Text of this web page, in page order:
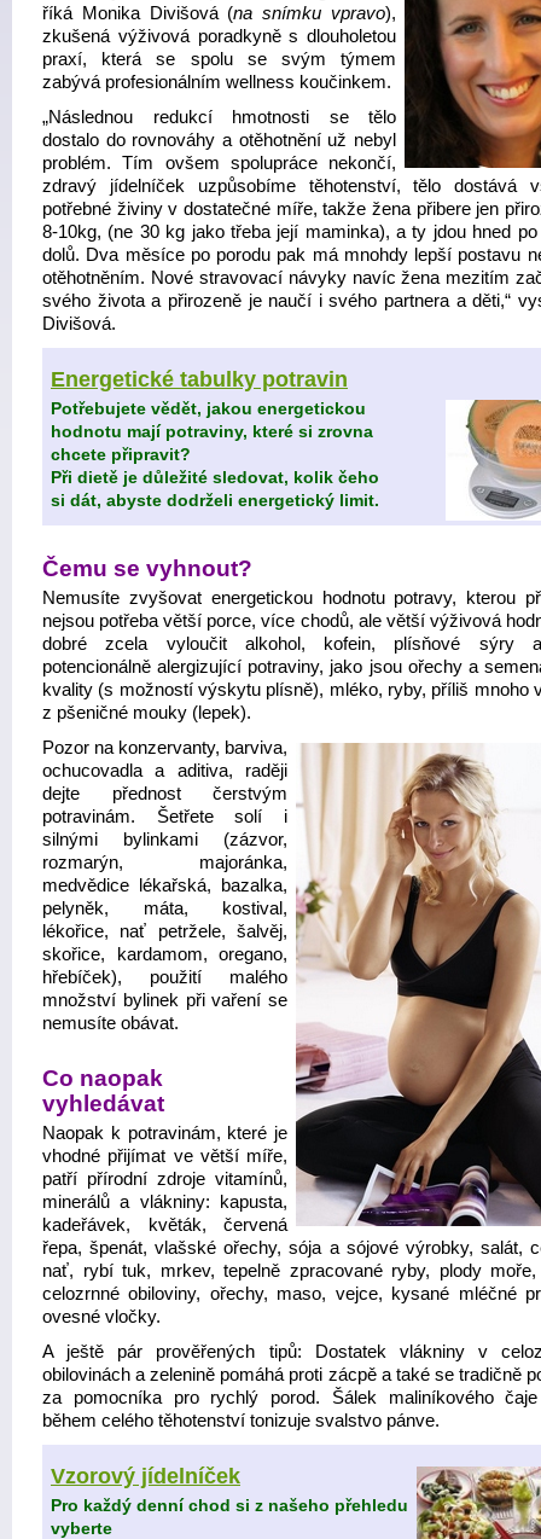
říká Monika Divišová (na snímku vpravo),
zkušená výživová poradkyně s dlouholetou
praxí, která se spolu se svým týmem
zabývá profesionálním wellness koučinkem.
„Následnou redukcí hmotnosti se tělo
dostalo do rovnováhy a otěhotnění už nebyl
problém. Tím ovšem spolupráce nekončí,
zdravý jídelníček uzpůsobíme těhotenství, tělo dostává
potřebné živiny v dostatečné míře, takže žena přibere jen
8-10kg, (ne 30 kg jako třeba její maminka), a ty jdou hned po
dolů. Dva měsíce po porodu pak má mnohdy lepší postavu
otěhotněním. Nové stravovací návyky navíc žena mezitím
svého života a přirozeně je naučí i svého partnera a děti,“
Divišová.
Energetické tabulky potravin
Potřebujete vědět, jakou energetickou
hodnotu mají potraviny, které si zrovna
chcete připravit?
Při dietě je důležité sledovat, kolik čeho
si dát, abyste dodrželi energetický limit.
Čemu se vyhnout?
Nemusíte zvyšovat energetickou hodnotu potravy, kterou
nejsou potřeba větší porce, více chodů, ale větší výživová
dobré zcela vyloučit alkohol, kofein, plísňové sýry
potencionálně alergizující potraviny, jako jsou ořechy a
kvality (s možností výskytu plísně), mléko, ryby, příliš mnoho
z pšeničné mouky (lepek).
Pozor na konzervanty, barviva,
ochucovadla a aditiva, raději
dejte přednost čerstvým
potravinám. Šetřete solí i
silnými bylinkami (zázvor,
rozmarýn, majoránka,
medvědice lékařská, bazalka,
pelyněk, máta, kostival,
lékořice, nať petržele, šalvěj,
skořice, kardamom, oregano,
hřebíček), použití malého
množství bylinek při vaření se
nemusíte obávat.
Co naopak
vyhledávat
Naopak k potravinám, které je
vhodné přijímat ve větší míře,
patří přírodní zdroje vitamínů,
minerálů a vlákniny: kapusta,
kadeřávek, květák, červená
řepa, špenát, vlašské ořechy, sója a sójové výrobky, salát,
nať, rybí tuk, mrkev, tepelně zpracované ryby, plody moře,
celozrnné obiloviny, ořechy, maso, vejce, kysané mléčné
ovesné vločky.
A ještě pár prověřených tipů: Dostatek vlákniny v
obilovinách a zelenině pomáhá proti zácpě a také se tradičně
za pomocníka pro rychlý porod. Šálek maliníkového
během celého těhotenství tonizuje svalstvo pánve.
Vzorový jídelníček
Pro každý denní chod si z našeho přehledu
vyberte